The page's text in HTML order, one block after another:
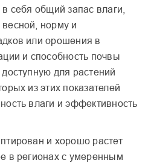
себя общий запас влаги,
норму и
или орошения в
и способность почвы
для растений
из этих показателей
влаги и эффективность
и хорошо растет
в регионах с умеренным